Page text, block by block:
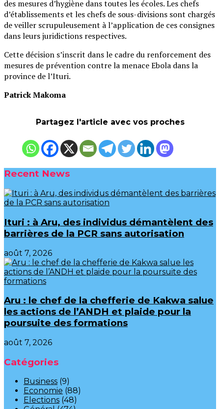
des mesures d’hygiène dans toutes les écoles. Les chefs
d’établissements et les chefs de sous-divisions sont chargés
de veiller scrupuleusement à l’application de ces consignes
dans leurs juridictions respectives.
Cette décision s’inscrit dans le cadre du renforcement des
mesures de prévention contre la menace Ebola dans la
province de l’Ituri.
Patrick Makoma
Partagez l'article avec vos proches
Recent News
Ituri : à Aru, des individus démantèlent des
barrières de la PCR sans autorisation
août 7, 2026
Aru : le chef de la chefferie de Kakwa salue
les actions de l’ANDH et plaide pour la
poursuite des formations
août 7, 2026
Catégories
Business (9)
Economie (88)
Elections (48)